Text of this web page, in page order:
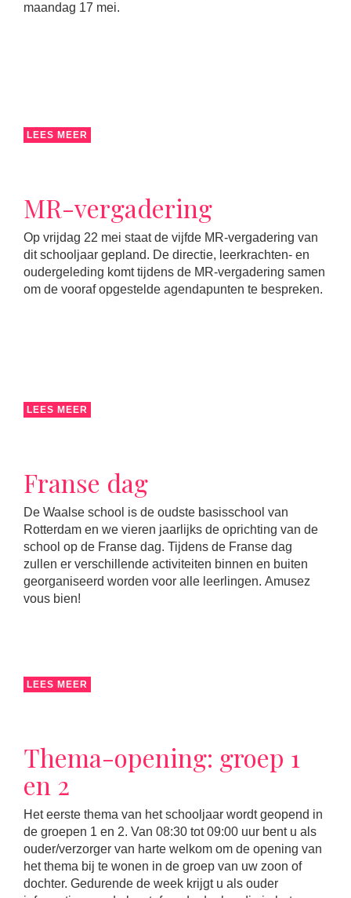
maandag 17 mei.
LEES MEER
MR-vergadering
Op vrijdag 22 mei staat de vijfde MR-vergadering van
dit schooljaar gepland. De directie, leerkrachten- en
oudergeleding komt tijdens de MR-vergadering samen
om de vooraf opgestelde agendapunten te bespreken.
LEES MEER
Franse dag
De Waalse school is de oudste basisschool van
Rotterdam en we vieren jaarlijks de oprichting van de
school op de Franse dag. Tijdens de Franse dag
zullen er verschillende activiteiten binnen en buiten
georganiseerd worden voor alle leerlingen. Amusez
vous bien!
LEES MEER
Thema-opening: groep 1
en 2
Het eerste thema van het schooljaar wordt geopend in
de groepen 1 en 2. Van 08:30 tot 09:00 uur bent u als
ouder/verzorger van harte welkom om de opening van
het thema bij te wonen in de groep van uw zoon of
dochter. Gedurende de week krijgt u als ouder